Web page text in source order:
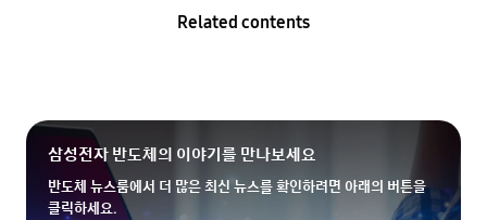
Related contents
삼성전자 반도체의 이야기를 만나보세요
반도체 뉴스룸에서 더 많은 최신 뉴스를 확인하려면 아래의 버튼을
클릭하세요.